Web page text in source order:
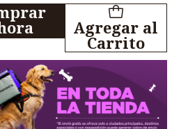
Agregar al
Carrito